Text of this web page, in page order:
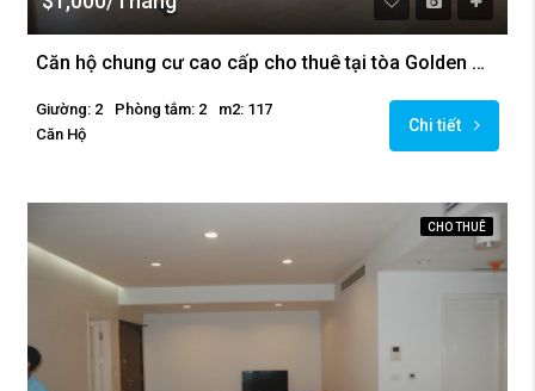
Căn hộ chung cư cao cấp cho thuê tại tòa Golden Westlake
Giường: 2 Phòng tắm: 2
m2: 117
Căn Hộ
Chi tiết
CHO THUÊ